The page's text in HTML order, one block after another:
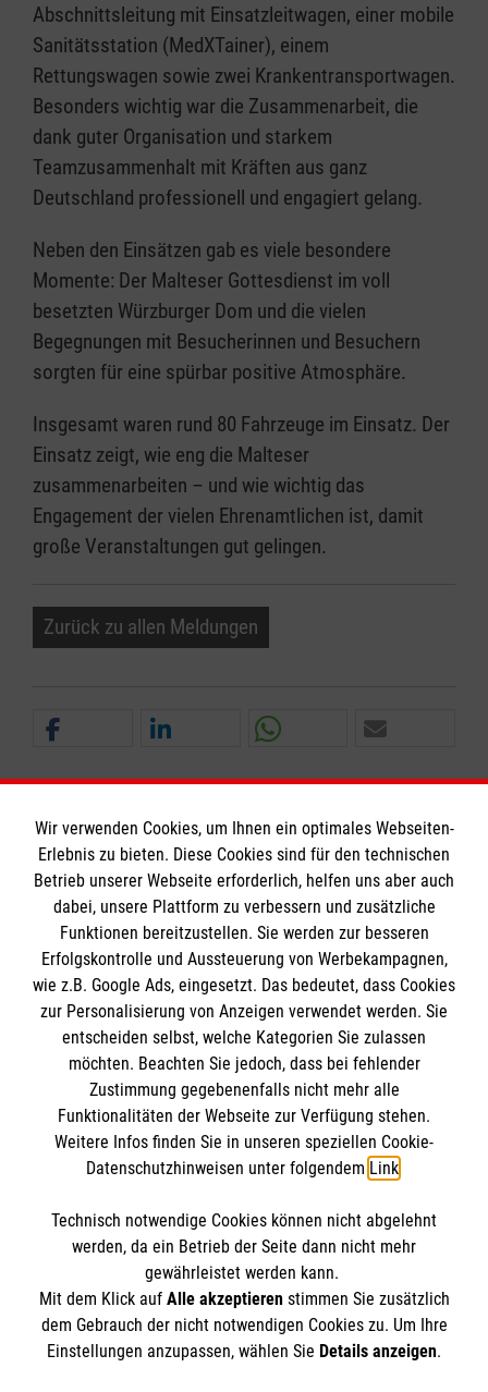
Abschnittsleitung mit Einsatzleitwagen, einer mobile
Sanitätsstation (MedXTainer), einem
Rettungswagen sowie zwei Krankentransportwagen.
Besonders wichtig war die Zusammenarbeit, die
dank guter Organisation und starkem
Teamzusammenhalt mit Kräften aus ganz
Deutschland professionell und engagiert gelang.
Neben den Einsätzen gab es viele besondere
Momente: Der Malteser Gottesdienst im voll
besetzten Würzburger Dom und die vielen
Begegnungen mit Besucherinnen und Besuchern
sorgten für eine spürbar positive Atmosphäre.
Insgesamt waren rund 80 Fahrzeuge im Einsatz. Der
Einsatz zeigt, wie eng die Malteser
zusammenarbeiten – und wie wichtig das
Engagement der vielen Ehrenamtlichen ist, damit
große Veranstaltungen gut gelingen.
Zurück zu allen Meldungen
Informationen
Impressum
Datenschutz
Barrierefreiheit
Kontakt
Die Malteser
Malteser in Deutschland
Malteserorden
Sharepoint
Spendenkonto
Bank: Pax-Bank für Kirche und Caritas eG
IBAN: DE25 3706 0193 3090 4331 55
BIC: GENODED1PAX
So finden Sie uns
Schulstraße 13
55425 Waldalgesheim
Der Malteser Hilfsdienst e.V. ist als eingetragene
Wir verwenden Cookies, um Ihnen ein optimales Webseiten-
Erlebnis zu bieten. Diese Cookies sind für den technischen
Betrieb unserer Webseite erforderlich, helfen uns aber auch
dabei, unsere Plattform zu verbessern und zusätzliche
Funktionen bereitzustellen. Sie werden zur besseren
Erfolgskontrolle und Aussteuerung von Werbekampagnen,
wie z.B. Google Ads, eingesetzt. Das bedeutet, dass Cookies
zur Personalisierung von Anzeigen verwendet werden. Sie
entscheiden selbst, welche Kategorien Sie zulassen
möchten. Beachten Sie jedoch, dass bei fehlender
Zustimmung gegebenenfalls nicht mehr alle
Funktionalitäten der Webseite zur Verfügung stehen.
Weitere Infos finden Sie in unseren speziellen Cookie-
Datenschutzhinweisen unter folgendem Link.
Technisch notwendige Cookies können nicht abgelehnt
werden, da ein Betrieb der Seite dann nicht mehr
gewährleistet werden kann.
Mit dem Klick auf Alle akzeptierenstimmen Sie zusätzlich
dem Gebrauch der nicht notwendigen Cookies zu. Um Ihre
Einstellungen anzupassen, wählen Sie Details anzeigen.